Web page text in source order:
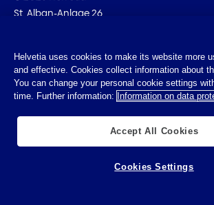
St. Alban-Anlage 26
Impressum
Indications juridiques
Helvetia uses cookies to make its website more
and effective. Cookies collect information about
You can change your personal cookie settings
time. Further information: Information on data
Accept All Cookies
Cookies Settings